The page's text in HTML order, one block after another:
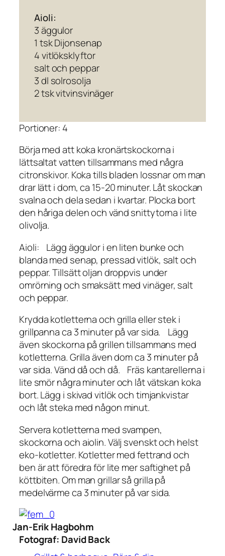
Aioli:
3 äggulor
1 tsk Dijonsenap
4 vitlöksklyftor
salt och peppar
3 dl solrosolja
2 tsk vitvinsvinäger
Portioner: 4
Börja med att koka kronärtskockorna i
lättsaltat vatten tillsammans med några
citronskivor. Koka tills bladen lossnar om man
drar lätt i dom, ca 15-20 minuter. Låt skockan
svalna och dela sedan i kvartar. Plocka bort
den håriga delen och vänd snittytorna i lite
olivolja.
Aioli: Lägg äggulor i en liten bunke och
blanda med senap, pressad vitlök, salt och
peppar. Tillsätt oljan droppvis under
omrörning och smaksätt med vinäger, salt
och peppar.
Krydda kotletterna och grilla eller stek i
grillpanna ca 3 minuter på var sida. Lägg
även skockorna på grillen tillsammans med
kotletterna. Grilla även dom ca 3 minuter på
var sida. Vänd då och då. Fräs kantarellerna i
lite smör några minuter och låt vätskan koka
bort. Lägg i skivad vitlök och timjankvistar
och låt steka med någon minut.
Servera kotletterna med svampen,
skockorna och aiolin. Välj svenskt och helst
eko-kotletter. Kotletter med fettrand och
ben är att föredra för lite mer saftighet på
köttbiten. Om man grillar så grilla på
medelvärme ca 3 minuter på var sida.
Jan-Erik Hagbohm
Fotograf: David Back